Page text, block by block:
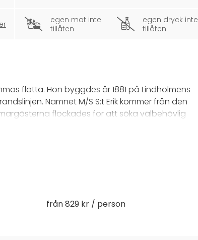
egen mat inte
tillåten
egen dryck inte
tillåten
flotta. Hon byggdes år 1881 på Lindholmens
Namnet M/S S:t Erik kommer från den
flockades för att söka välbehövlig
middagskryssning eller transport ombord på vår
från 829 kr / person